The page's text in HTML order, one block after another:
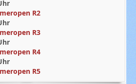
R2
R3
R4
R5